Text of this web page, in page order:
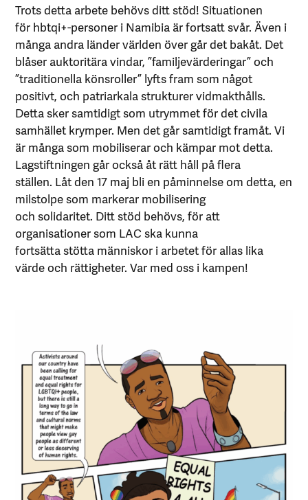
Trots detta arbete behövs ditt stöd! Situationen
för hbtqi+-personer i Namibia är fortsatt svår. Även i
många andra länder världen över går det bakåt. Det
blåser auktoritära vindar, ”familjevärderingar” och
”traditionella könsroller” lyfts fram som något
positivt, och patriarkala strukturer vidmakthålls.
Detta sker samtidigt som utrymmet för det civila
samhället krymper. Men det går samtidigt framåt. Vi
är många som mobiliserar och kämpar mot detta.
Lagstiftningen går också åt rätt håll på flera
ställen. Låt den 17 maj bli en påminnelse om detta, en
milstolpe som markerar mobilisering
och solidaritet. Ditt stöd behövs, för att
organisationer som LAC ska kunna
fortsätta stötta människor i arbetet för allas lika
värde och rättigheter. Var med oss i kampen!